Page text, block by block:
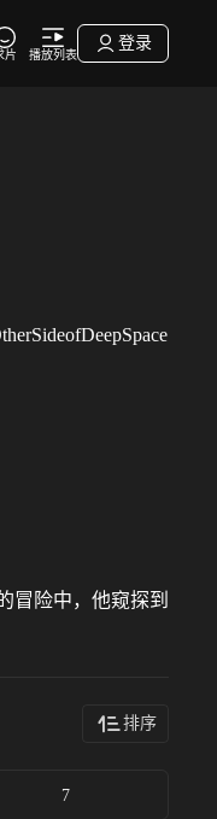
片 播放列表
登录
冒险中，他窥探到
排序
7